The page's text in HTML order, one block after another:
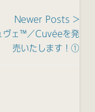
Newer Posts >
ヴェ™／Cuvéeを発
売いたします！①